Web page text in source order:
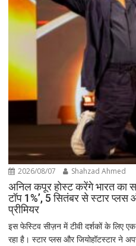
2026/08/07 Shahzad Ahmed
अनिल कपूर होस्ट करेंगे भारत का
टॉप 1%’, 5 सितंबर से स्टार प्लस
प्रीमियर
इस फेस्टिव सीज़न में टीवी दर्शकों के लिए
रहा है। स्टार प्लस और जियोहॉटस्टार ने